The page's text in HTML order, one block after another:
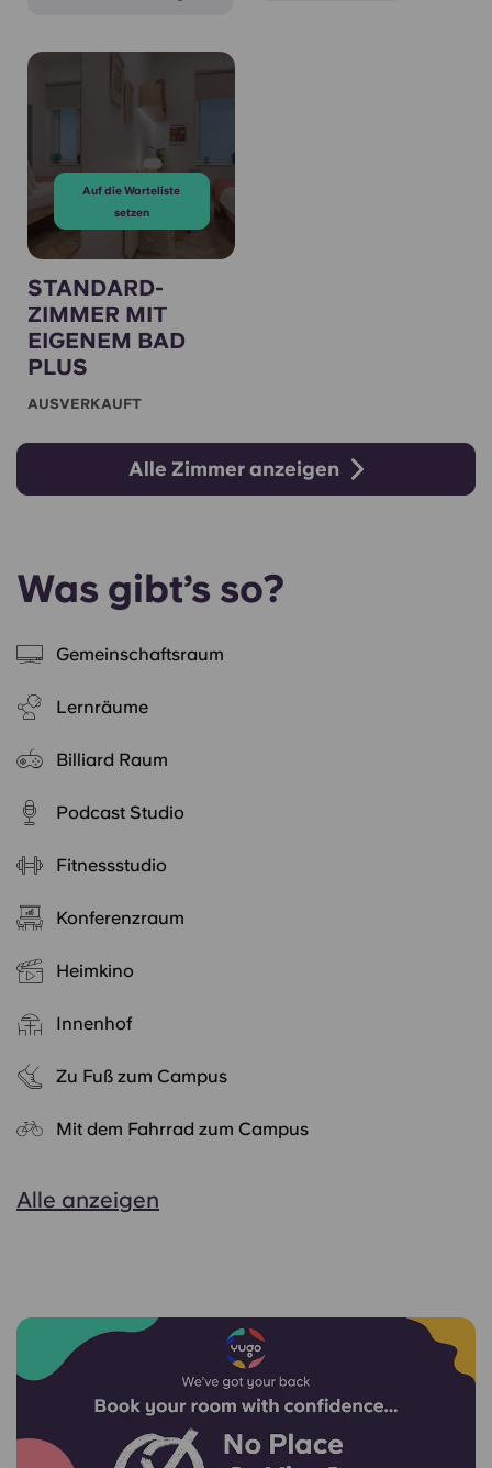
Auf die Warteliste
setzen
STANDARD-
ZIMMER MIT
EIGENEM BAD
PLUS
AUSVERKAUFT
Alle Zimmer anzeigen
Was gibt’s so?
Gemeinschaftsraum
Lernräume
Billiard Raum
Podcast Studio
Fitnessstudio
Konferenzraum
Heimkino
Innenhof
Zu Fuß zum Campus
Mit dem Fahrrad zum Campus
Alle anzeigen